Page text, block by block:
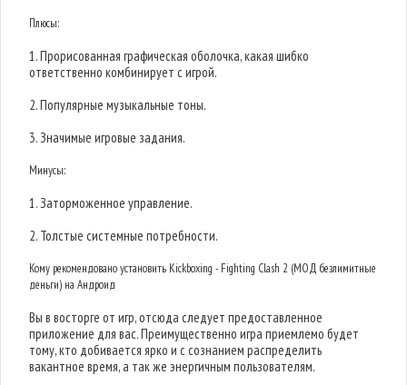
Плюсы:
1. Прорисованная графическая оболочка, какая шибко
ответственно комбинирует с игрой.
2. Популярные музыкальные тоны.
3. Значимые игровые задания.
Минусы:
1. Заторможенное управление.
2. Толстые системные потребности.
Кому рекомендовано установить Kickboxing - Fighting Clash 2 (МОД безлимитные
деньги) на Андроид
Вы в восторге от игр, отсюда следует предоставленное
приложение для вас. Преимущественно игра приемлемо будет
тому, кто добивается ярко и с сознанием распределить
вакантное время, а так же энергичным пользователям.